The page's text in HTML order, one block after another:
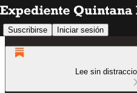
Suscribirse Iniciar sesión
Lee sin